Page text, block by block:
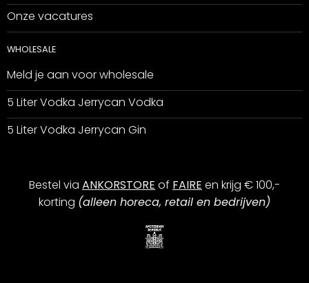
Onze vacatures
WHOLESALE
Meld je aan voor wholesale
5 Liter Vodka Jerrycan Vodka
5 Liter Vodka Jerrycan Gin
Bestel via ANKORSTORE of FAIRE en krijg € 100,-
korting (alleen horeca, retail en bedrijven)